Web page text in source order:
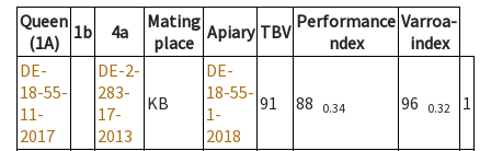
Queen
(1A)
1b 4a
Mating
place Apiary TBV Performance
ndex
Varroa-
index
DE-
18-55-
11-
2017
DE-2-
283-
17-
2013
KB
DE-
18-55-
1-
2018
91 88 0.34 96 0.32 1